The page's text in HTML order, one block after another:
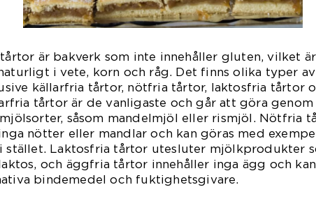
är bakverk som inte innehåller gluten, vilket
i vete, korn och råg. Det finns olika typer
källarfria tårtor, nötfria tårtor, laktosfria tårtor
tårtor är de vanligaste och går att göra genom
såsom mandelmjöl eller rismjöl. Nötfria
nötter eller mandlar och kan göras med
stället. Laktosfria tårtor utesluter mjölkprodukter
och äggfria tårtor innehåller inga ägg och
bindemedel och fuktighetsgivare.